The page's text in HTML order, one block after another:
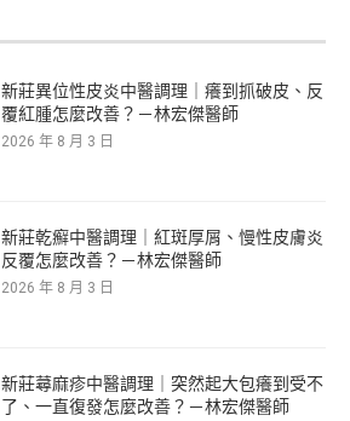
新莊異位性皮炎中醫調理｜癢到抓破皮、反
覆紅腫怎麼改善？－林宏傑醫師
2026 年 8 月 3 日
新莊乾癬中醫調理｜紅斑厚屑、慢性皮膚炎
反覆怎麼改善？－林宏傑醫師
2026 年 8 月 3 日
新莊蕁麻疹中醫調理｜突然起大包癢到受不
了、一直復發怎麼改善？－林宏傑醫師